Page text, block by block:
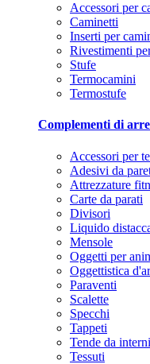
Accessori per
Caminetti
Inserti per
Rivestimenti
Stufe
Termocamini
Termostufe
Complementi di
Accessori per
Adesivi da
Attrezzature
Carte da parati
Divisori
Liquido
Mensole
Oggetti per
Oggettistica
Paraventi
Scalette
Specchi
Tappeti
Tende da interni
Tessuti